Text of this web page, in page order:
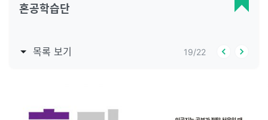
혼공학습단
목록 보기 19/22